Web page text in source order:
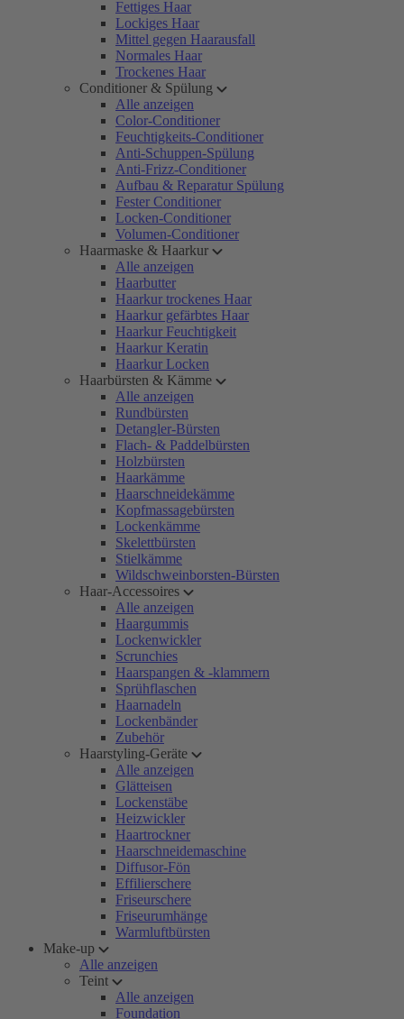
Fettiges Haar
Lockiges Haar
Mittel gegen Haarausfall
Normales Haar
Trockenes Haar
Conditioner & Spülung
Alle anzeigen
Color-Conditioner
Feuchtigkeits-Conditioner
Anti-Schuppen-Spülung
Anti-Frizz-Conditioner
Aufbau & Reparatur Spülung
Fester Conditioner
Locken-Conditioner
Volumen-Conditioner
Haarmaske & Haarkur
Alle anzeigen
Haarbutter
Haarkur trockenes Haar
Haarkur gefärbtes Haar
Haarkur Feuchtigkeit
Haarkur Keratin
Haarkur Locken
Haarbürsten & Kämme
Alle anzeigen
Rundbürsten
Detangler-Bürsten
Flach- & Paddelbürsten
Holzbürsten
Haarkämme
Haarschneidekämme
Kopfmassagebürsten
Lockenkämme
Skelettbürsten
Stielkämme
Wildschweinborsten-Bürsten
Haar-Accessoires
Alle anzeigen
Haargummis
Lockenwickler
Scrunchies
Haarspangen & -klammern
Sprühflaschen
Haarnadeln
Lockenbänder
Zubehör
Haarstyling-Geräte
Alle anzeigen
Glätteisen
Lockenstäbe
Heizwickler
Haartrockner
Haarschneidemaschine
Diffusor-Fön
Effilierschere
Friseurschere
Friseurumhänge
Warmluftbürsten
Make-up
Alle anzeigen
Teint
Alle anzeigen
Foundation